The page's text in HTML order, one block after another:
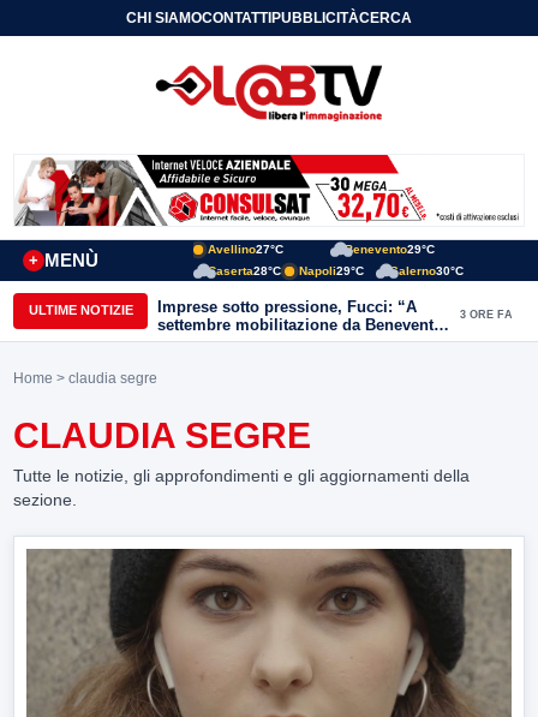
CHI SIAMOCONTATTIPUBBLICITÀCERCA
MENÙ
+
Avellino27°C Benevento29°C
Caserta28°C Napoli29°C Salerno30°C
ULTIME NOTIZIE
Imprese sotto pressione, Fucci: “A
settembre mobilitazione da Benevento
e Avellino”
3 ORE FA
Home > claudia segre
CLAUDIA SEGRE
Tutte le notizie, gli approfondimenti e gli aggiornamenti della
sezione.